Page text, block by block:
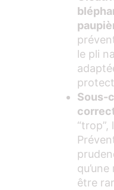
le pli
Sous-
“trop”,
être